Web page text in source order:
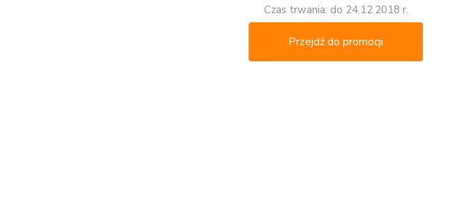
Czas trwania: do 24.12.2018 r.
Przejdź do promocji